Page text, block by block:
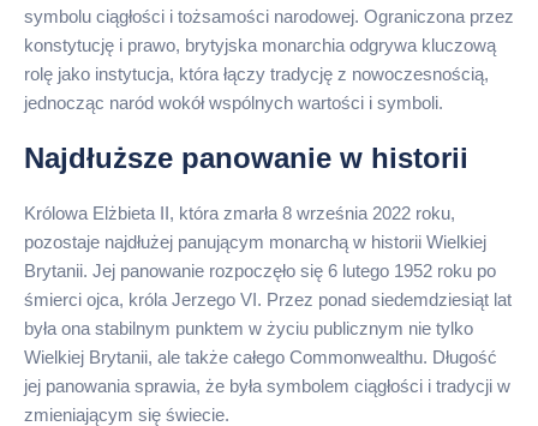
symbolu ciągłości i tożsamości narodowej. Ograniczona przez
konstytucję i prawo, brytyjska monarchia odgrywa kluczową
rolę jako instytucja, która łączy tradycję z nowoczesnością,
jednocząc naród wokół wspólnych wartości i symboli.
Najdłuższe panowanie w historii
Królowa Elżbieta II, która zmarła 8 września 2022 roku,
pozostaje najdłużej panującym monarchą w historii Wielkiej
Brytanii. Jej panowanie rozpoczęło się 6 lutego 1952 roku po
śmierci ojca, króla Jerzego VI. Przez ponad siedemdziesiąt lat
była ona stabilnym punktem w życiu publicznym nie tylko
Wielkiej Brytanii, ale także całego Commonwealthu. Długość
jej panowania sprawia, że była symbolem ciągłości i tradycji w
zmieniającym się świecie.